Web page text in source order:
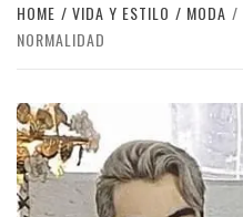
HOME VIDA Y ESTILO MODA
NORMALIDAD